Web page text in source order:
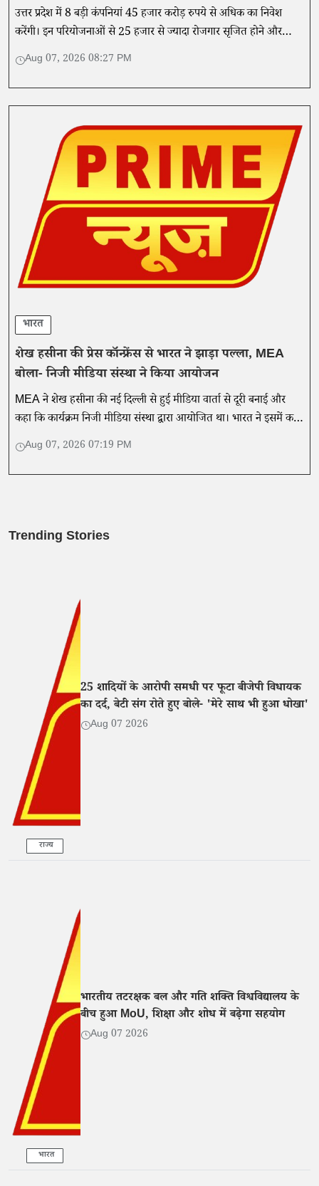
उत्तर प्रदेश में 8 बड़ी कंपनियां 45 हजार करोड़ रुपये से अधिक का निवेश
करेंगी। इन परियोजनाओं से 25 हजार से ज्यादा रोजगार सृजित होने और
औद्योगिक विकास को गति मिलने की उम्मीद है।
Aug 07, 2026 08:27 PM
भारत
शेख हसीना की प्रेस कॉन्फ्रेंस से भारत ने झाड़ा पल्ला, MEA
बोला- निजी मीडिया संस्था ने किया आयोजन
MEA ने शेख हसीना की नई दिल्ली से हुई मीडिया वार्ता से दूरी बनाई और
कहा कि कार्यक्रम निजी मीडिया संस्था द्वारा आयोजित था। भारत ने इसमें कही
गई बातों का समर्थन नहीं किया।
Aug 07, 2026 07:19 PM
Trending Stories
राज्य
25 शादियों के आरोपी समधी पर फूटा बीजेपी विधायक
का दर्द, बेटी संग रोते हुए बोले- 'मेरे साथ भी हुआ धोखा'
Aug 07 2026
भारत
भारतीय तटरक्षक बल और गति शक्ति विश्वविद्यालय के
बीच हुआ MoU, शिक्षा और शोध में बढ़ेगा सहयोग
Aug 07 2026